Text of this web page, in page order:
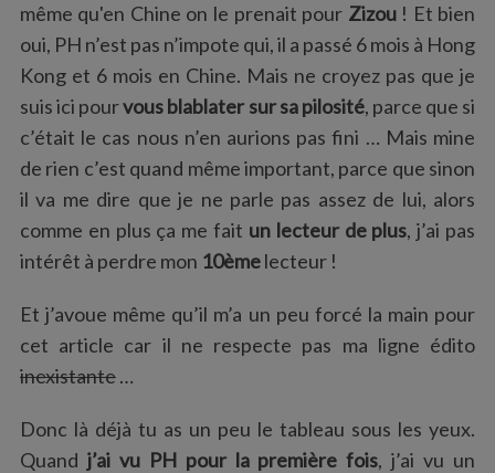
même qu'en Chine on le prenait pour Zizou! Et bien
oui, PH n’est pas n’impote qui, il a passé 6 mois à Hong
Kong et 6 mois en Chine. Mais ne croyez pas que je
suis ici pourvous blablater sur sa pilosité, parce que si
c’était le cas nous n’en aurions pas fini … Mais mine
de rien c’est quand même important, parce que sinon
il va me dire que je ne parle pas assez de lui, alors
comme en plus ça me fait un lecteur de plus, j’ai pas
intérêt à perdre mon 10èmelecteur !
Et j’avoue même qu’il m’a un peu forcé la main pour
cet article car il ne respecte pas ma ligne édito
inexistante…
Donc là déjà tu as un peu le tableau sous les yeux.
Quand j’ai vu PH pour la première fois, j’ai vu un